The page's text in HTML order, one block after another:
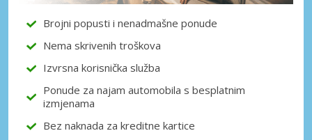
Prijava putem eLinka
Brojni popusti i nenadmašne ponude
Nema skrivenih troškova
Izvrsna korisnička služba
Ponude za najam automobila s besplatnim
izmjenama
Bez naknada za kreditne kartice